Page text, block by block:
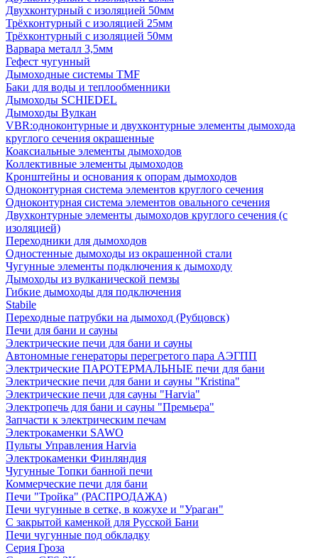
Двухконтурный с изоляцией 50мм
Трёхконтурный с изоляцией 25мм
Трёхконтурный с изоляцией 50мм
Варвара металл 3,5мм
Гефест чугунный
Дымоходные системы TMF
Баки для воды и теплообменники
Дымоходы SCHIEDEL
Дымоходы Вулкан
VBR:одноконтурные и двухконтурные элементы дымохода
круглого сечения окрашенные
Коаксиальные элементы дымоходов
Коллективные элементы дымоходов
Кронштейны и основания к опорам дымоходов
Одноконтурная система элементов круглого сечения
Одноконтурная система элементов овального сечения
Двухконтурные элементы дымоходов круглого сечения (с
изоляцией)
Переходники для дымоходов
Одностенные дымоходы из окрашенной стали
Чугунные элементы подключения к дымоходу
Дымоходы из вулканической пемзы
Гибкие дымоходы для подключения
Stabile
Переходные патрубки на дымоход (Рубцовск)
Печи для бани и сауны
Электрические печи для бани и сауны
Автономные генераторы перегретого пара АЭГПП
Электрические ПАРОТЕРМАЛЬНЫЕ печи для бани
Электрические печи для бани и сауны "Кristina"
Электрические печи для сауны "Harvia"
Электропечь для бани и сауны "Премьера"
Запчасти к электрическим печам
Электрокаменки SAWO
Пульты Управления Harvia
Электрокаменки Финляндия
Чугунные Топки банной печи
Коммерческие печи для бани
Печи "Тройка" (РАСПРОДАЖА)
Печи чугунные в сетке, в кожухе и "Ураган"
С закрытой каменкой для Русской Бани
Печи чугунные под обкладку
Серия Гроза